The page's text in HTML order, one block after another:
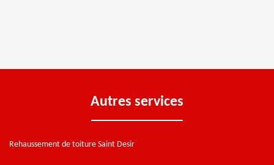
Autres services
Rehaussement de toiture Saint Desir